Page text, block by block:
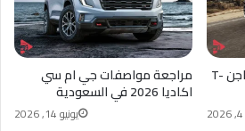
مراجعة مواصفات جي ام سي
اكاديا 2026 في السعودية
يونيو 14, 2026
سعر ومواصفات فولكس واجن T-